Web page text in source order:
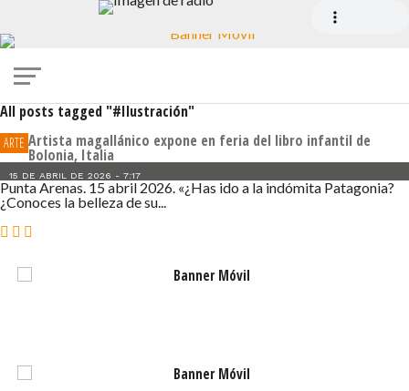
All posts tagged "#Ilustración"
ARTE Artista magallánico expone en feria del libro infantil de
Bolonia, Italia
15 DE ABRIL DE 2026 - 7:17
Punta Arenas. 15 abril 2026. «¿Has ido a la indómita Patagonia?
¿Conoces la belleza de su...